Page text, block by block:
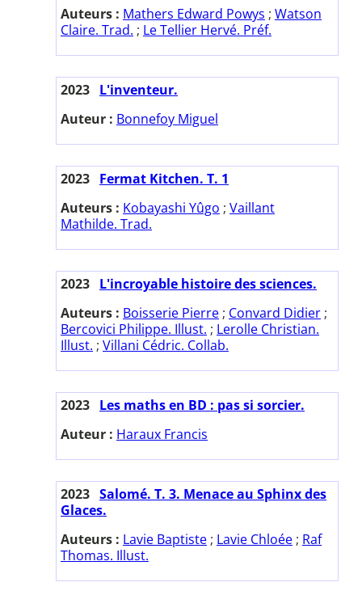
Auteurs : Mathers Edward Powys ; Watson
Claire. Trad. ; Le Tellier Hervé. Préf.
2023 L'inventeur.
Auteur : Bonnefoy Miguel
2023 Fermat Kitchen. T. 1
Auteurs : Kobayashi Yûgo ; Vaillant
Mathilde. Trad.
2023 L'incroyable histoire des sciences.
Auteurs : Boisserie Pierre ; Convard Didier ;
Bercovici Philippe. Illust. ; Lerolle Christian.
Illust. ; Villani Cédric. Collab.
2023 Les maths en BD : pas si sorcier.
Auteur : Haraux Francis
2023 Salomé. T. 3. Menace au Sphinx des
Glaces.
Auteurs : Lavie Baptiste ; Lavie Chloée ; Raf
Thomas. Illust.